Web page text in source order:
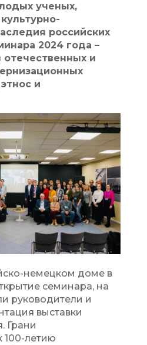
ученых,
российских
2024 года –
и
и
немецком доме в
семинара, на
руководители и
выставки
Грани
100-летию